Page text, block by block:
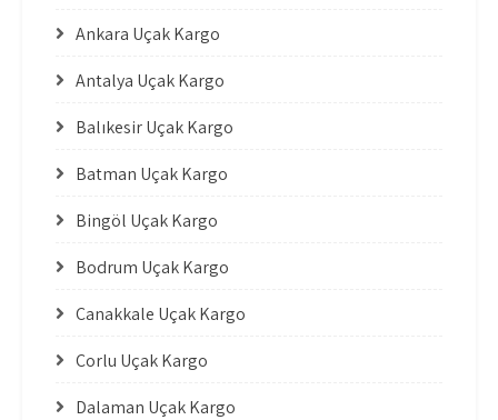
Ankara Uçak Kargo
Antalya Uçak Kargo
Balıkesir Uçak Kargo
Batman Uçak Kargo
Bingöl Uçak Kargo
Bodrum Uçak Kargo
Çanakkale Uçak Kargo
Çorlu Uçak Kargo
Dalaman Uçak Kargo